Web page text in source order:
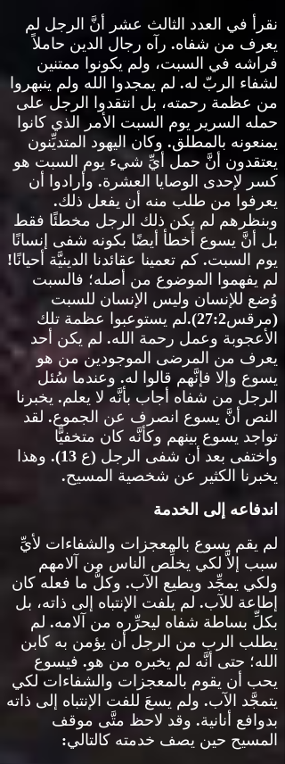
نقرأ في العدد الثالث عشر أنَّ الرجل لم
يعرف من شفاه. رآه رجال الدين حاملاً
فراشه في السبت، ولم يكونوا ممتنين
لشفاء الربّ له. لم يمجدوا الله ولم ينبهروا
من عظمة رحمته، بل انتقدوا الرجل على
حمله السرير يوم السبت الأمر الذي كانوا
يمنعونه بالمطلق. وكان اليهود المتديِّنون
يعتقدون أنَّ حمل أيِّ شيء يوم السبت هو
كسر لإحدى الوصايا العشرة. وأرادوا أن
يعرفوا من طلب منه أن يفعل ذلك.
وبنظرهم لم يكن ذلك الرجل مخطئًا فقط
بل أنَّ يسوع أخطأ أيضًا بكونه شفى إنسانًا
يوم السبت. كم تعمينا عقائدنا الدينيَّة أحيانًا!
لم يفهموا الموضوع من أصله؛ فالسبت
وُضع للإنسان وليس الإنسان للسبت
(مرقس27:2). لم يستوعبوا عظمة تلك
الأعجوبة وعمل رحمة الله. لم يكن أحد
يعرف من المرضى الموجودين من هو
يسوع وإلا فإنَّهم قالوا له. وعندما سُئل
الرجل من شفاه أجاب بأنَّه لا يعلم. يخبرنا
النص أنَّ يسوع انصرف عن الجموع. لقد
تواجد يسوع بينهم وكأنَّه كان متخفيًّا
واختفى بعد أن شفى الرجل (ع 13).
وهذا
يخبرنا الكثير عن شخصية المسيح.
اندفاعه إلى الخدمة
لم يقم يسوع بالمعجزات والشفاءات لأيِّ
سبب إلاَّ لكي يخلِّص الناس من آلامهم
ولكي يمجِّد ويطيع الآب. وكلُّ ما فعله كان
إطاعة للآب. لم يلفت الإنتباه إلى ذاته، بل
بكلِّ بساطة شفاه ليحرِّره من آلامه. لم
يطلب الرب من الرجل أن يؤمن به كابن
الله؛ حتى أنَّه لم يخبره من هو. فيسوع
يحب أن يقوم بالمعجزات والشفاءات لكي
يتمجَّد الآب. ولم يسعَ للفت الإنتباه إلى ذاته
بدوافع أنانية. وقد لاحظ متَّى موقف
المسيح حين يصف خدمته كالتالي: